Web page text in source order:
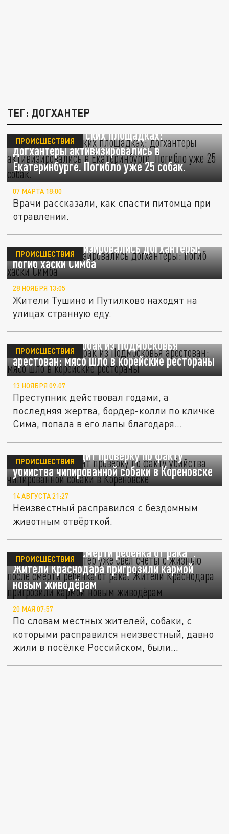
ТЕГ: ДОГХАНТЕР
Яд даже на детских площадках:
догхантеры активизировались в
Екатеринбурге. Погибло уже 25 собак.
ПРОИСШЕСТВИЯ
07 МАРТА 18:00
Врачи рассказали, как спасти питомца при
отравлении.
В Москве активизировались догхантеры:
погиб хаски Симба
ПРОИСШЕСТВИЯ
28 НОЯБРЯ 13:05
Жители Тушино и Путилково находят на
улицах странную еду.
Серийный вор собак из Подмосковья
арестован: мясо шло в корейские рестораны
ПРОИСШЕСТВИЯ
13 НОЯБРЯ 09:07
Преступник действовал годами, а
последняя жертва, бордер-колли по кличке
Сима, попала в его лапы благодаря...
Полиция проводит проверку по факту
убийства чипированной собаки в Кореновске
ПРОИСШЕСТВИЯ
14 АВГУСТА 21:27
Неизвестный расправился с бездомным
животным отвёрткой.
"Прошлый догхантер уже свёл счёты с
жизнью после смерти ребёнка от рака".
Жители Краснодара пригрозили кармой
новым живодёрам
ПРОИСШЕСТВИЯ
20 МАЯ 07:57
По словам местных жителей, собаки, с
которыми расправился неизвестный, давно
жили в посёлке Российском, были...